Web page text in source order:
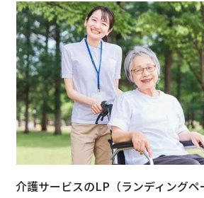
介護サービスのLP（ランディング